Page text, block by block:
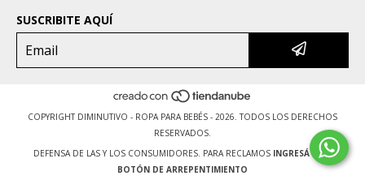
SUSCRIBITE AQUÍ
COPYRIGHT DIMINUTIVO - ROPA PARA BEBÉS - 2026. TODOS LOS DERECHOS
RESERVADOS.
DEFENSA DE LAS Y LOS CONSUMIDORES. PARA RECLAMOS INGRESÁ ACÁ.
BOTÓN DE ARREPENTIMIENTO